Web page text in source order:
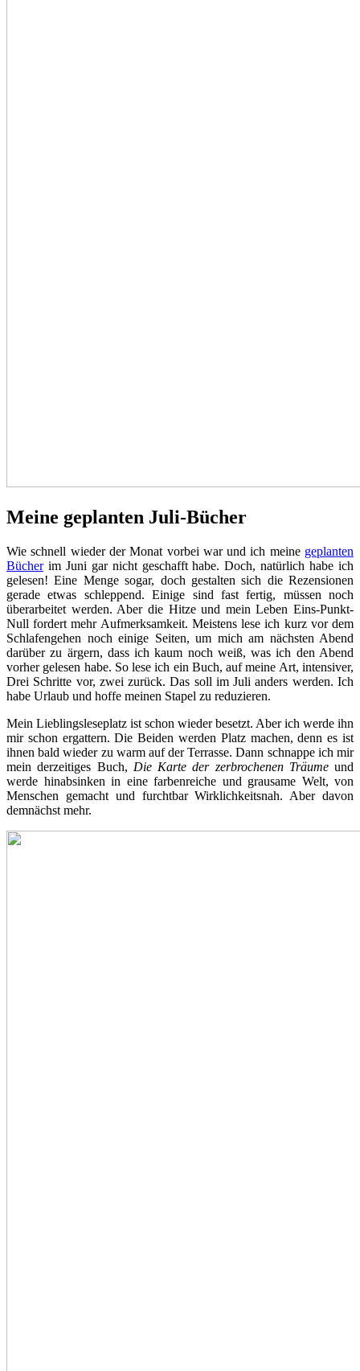
Meine geplanten Juli-Bücher
Wie schnell wieder der Monat vorbei war und ich meine geplanten
Bücherim Juni gar nicht geschafft habe. Doch, natürlich habe ich
gelesen! Eine Menge sogar, doch gestalten sich die Rezensionen
gerade etwas schleppend. Einige sind fast fertig, müssen noch
überarbeitet werden. Aber die Hitze und mein Leben Eins-Punkt-
Null fordert mehr Aufmerksamkeit. Meistens lese ich kurz vor dem
Schlafengehen noch einige Seiten, um mich am nächsten Abend
darüber zu ärgern, dass ich kaum noch weiß, was ich den Abend
vorher gelesen habe. So lese ich ein Buch, auf meine Art, intensiver,
Drei Schritte vor, zwei zurück. Das soll im Juli anders werden. Ich
habe Urlaub und hoffe meinen Stapel zu reduzieren.
Mein Lieblingsleseplatz ist schon wieder besetzt. Aber ich werde ihn
mir schon ergattern. Die Beiden werden Platz machen, denn es ist
ihnen bald wieder zu warm auf der Terrasse. Dann schnappe ich mir
mein derzeitiges Buch, Die Karte der zerbrochenen Träume und
werde hinabsinken in eine farbenreiche und grausame Welt, von
Menschen gemacht und furchtbar Wirklichkeitsnah. Aber davon
demnächst mehr.